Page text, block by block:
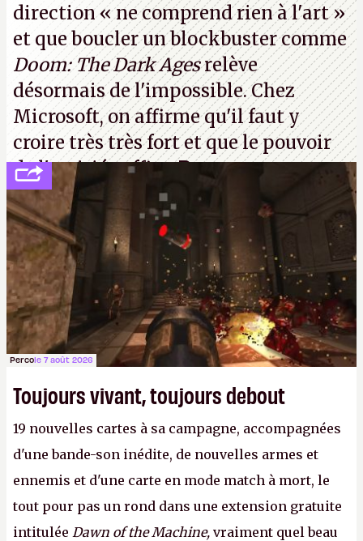
direction« ne comprend rien à l'art »
et que boucler un blockbuster comme
Doom: The Dark Agesrelève
désormais de l'impossible. Chez
Microsoft, on affirme qu'il faut y
croire très très fort et que le pouvoir
de l'amitié suffira.P.
Percole 7 août 2026
Toujours vivant, toujours debout
19 nouvelles cartes à sa campagne, accompagnées
d'une bande-son inédite, de nouvelles armes et
ennemis et d'une carte en mode match à mort, le
tout pour pas un rond dans une extension gratuite
intitulée Dawn of the Machine, vraiment quel beau